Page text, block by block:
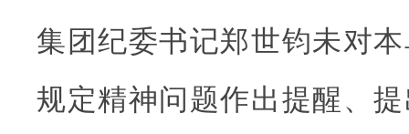
集团纪委书记郑世钧未对
规定精神问题作出提醒、